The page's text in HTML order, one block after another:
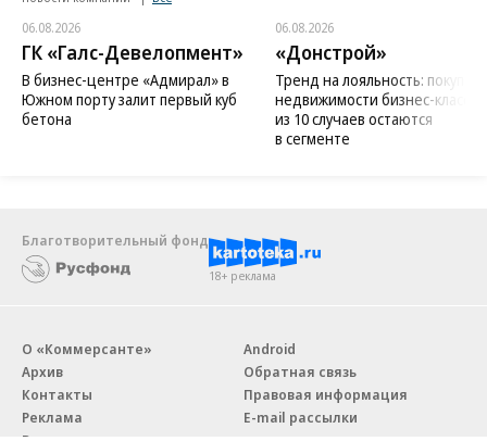
06.08.2026
ГК «Галс-Девелопмент»
В бизнес-центре «Адмирал» в
Южном порту залит первый куб
бетона
06.08.2026
«Донстрой»
Тренд на лояльность:
недвижимости бизнес-класса
из 10 случаев остаются
в сегменте
Благотворительный фонд
18+ реклама
О «Коммерсанте»
Архив
Контакты
Реклама
Android
Обратная связь
Правовая информация
E-mail рассылки